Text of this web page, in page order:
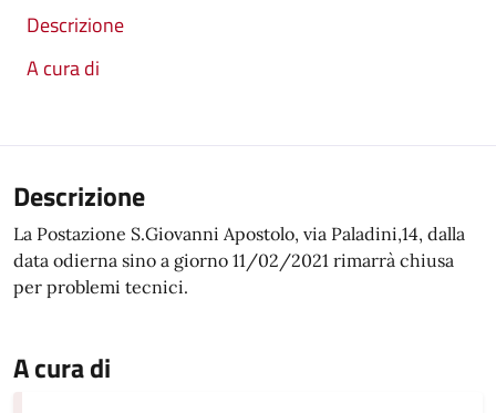
Descrizione
A cura di
Descrizione
La Postazione S.Giovanni Apostolo, via Paladini,14, dalla
data odierna sino a giorno 11/02/2021 rimarrà chiusa
per problemi tecnici.
A cura di